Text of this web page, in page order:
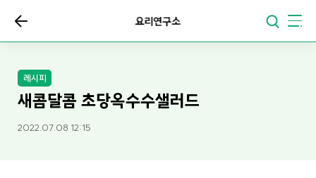
요리연구소
레시피
새콤달콤 초당옥수수샐러드
2022.07.08 12:15